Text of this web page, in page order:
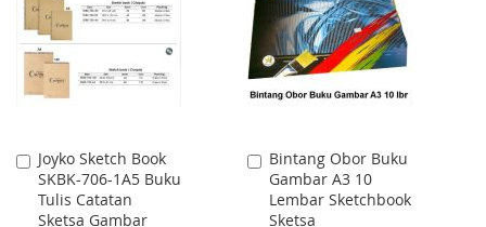
LIST
Joyko Sketch Book
SKBK-706-1A5 Buku
Tulis Catatan
Sketsa Gambar
Add
to
Cart
Bintang Obor Buku
Gambar A3 10
Lembar Sketchbook
Sketsa
Add
to
Cart